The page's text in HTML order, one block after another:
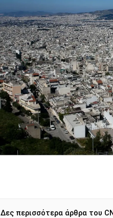
Δες περισσότερα άρθρα του